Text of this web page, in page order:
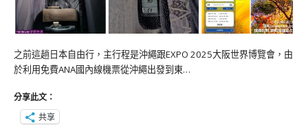
之前這趟日本自由行，主行程是沖繩跟EXPO 2025大阪世界博覽會，由
於利用免費ANA國內線機票從沖繩出發到東…
分享此文：
共享